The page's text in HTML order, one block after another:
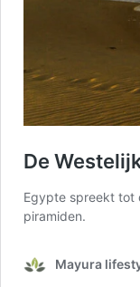
De
Egypte spreekt tot
piramiden.
Mayura